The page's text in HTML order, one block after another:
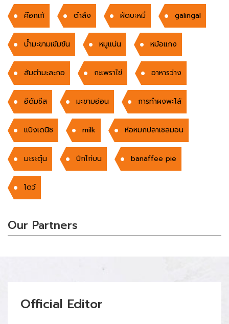
ค๊อกเก้ ตำลึง ผัดบะหมี่ galingal
น้ำมะขามเข้มข้น หมูเเน่น หม้อแกง
ส้มตำมะละกอ กะเพราไข่ อาหารว่าง
อีดัมชีส มะขามอ่อน การทำผงพะโล้
แป้งเดนิช milk ห่อหมกปลาเซลมอน
มะระตุ๋น ปีกไก่บน banaffee pie
โดว์
Our Partners
Official Editor